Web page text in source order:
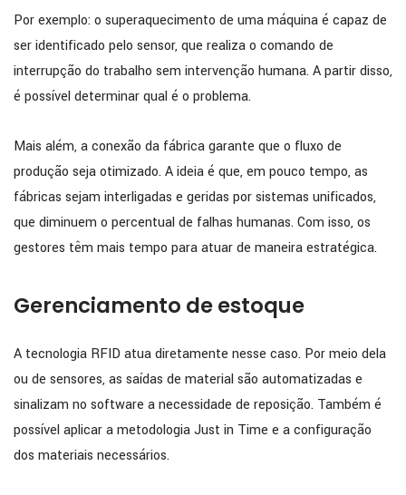
Por exemplo: o superaquecimento de uma máquina é capaz de
ser identificado pelo sensor, que realiza o comando de
interrupção do trabalho sem intervenção humana. A partir disso,
é possível determinar qual é o problema.
Mais além, a conexão da fábrica garante que o fluxo de
produção seja otimizado. A ideia é que, em pouco tempo, as
fábricas sejam interligadas e geridas por sistemas unificados,
que diminuem o percentual de falhas humanas. Com isso, os
gestores têm mais tempo para atuar de maneira estratégica.
Gerenciamento de estoque
A tecnologia RFID atua diretamente nesse caso. Por meio dela
ou de sensores, as saídas de material são automatizadas e
sinalizam no software a necessidade de reposição. Também é
possível aplicar a metodologia Just in Time e a configuração
dos materiais necessários.